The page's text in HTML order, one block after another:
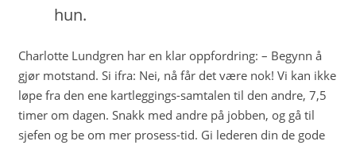
hun.
Charlotte Lundgren har en klar oppfordring: – Begynn å
gjør motstand. Si ifra: Nei, nå får det være nok! Vi kan ikke
løpe fra den ene kartleggings-samtalen til den andre, 7,5
timer om dagen. Snakk med andre på jobben, og gå til
sjefen og be om mer prosess-tid. Gi lederen din de gode